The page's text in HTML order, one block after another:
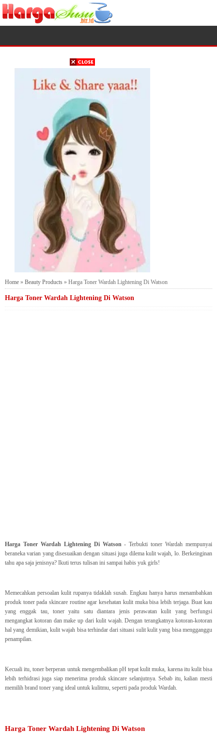
Home » Beauty Products » Harga Toner Wardah Lightening Di Watson
Harga Toner Wardah Lightening Di Watson
Harga Toner Wardah Lightening Di Watson- Terbukti toner Wardah mempunyai
beraneka varian yang disesuaikan dengan situasi juga dilema kulit wajah, lo. Berkeinginan
tahu apa saja jenisnya? Ikuti terus tulisan ini sampai habis yuk girls!
Memecahkan persoalan kulit rupanya tidaklah susah. Engkau hanya harus menambahkan
produk toner pada skincare routine agar kesehatan kulit muka bisa lebih terjaga. Buat kau
yang enggak tau, toner yaitu satu diantara jenis perawatan kulit yang berfungsi
mengangkat kotoran dan make up dari kulit wajah. Dengan terangkatnya kotoran-kotoran
hal yang demikian, kulit wajah bisa terhindar dari situasi sulit kulit yang bisa mengganggu
penampilan.
Kecuali itu, toner berperan untuk mengembalikan pH tepat kulit muka, karena itu kulit bisa
lebih terhidrasi juga siap menerima produk skincare selanjutnya. Sebab itu, kalian mesti
memilih brand toner yang ideal untuk kulitmu, seperti pada produk Wardah.
Harga Toner Wardah Lightening Di Watson